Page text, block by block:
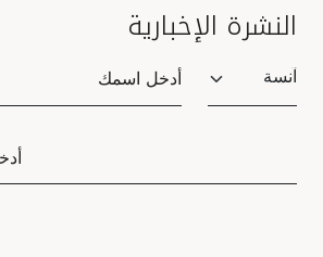
النشرة الإخبارية
Salutation